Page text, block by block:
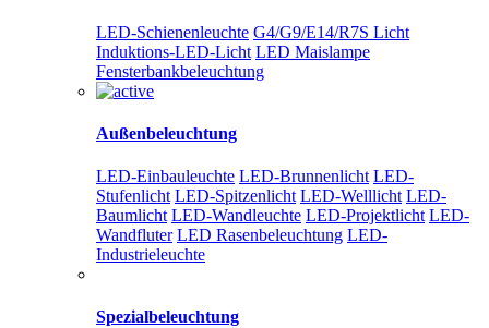
LED-Schienenleuchte G4/G9/E14/R7S Licht
Induktions-LED-Licht LED Maislampe
Fensterbankbeleuchtung
Außenbeleuchtung
LED-Einbauleuchte LED-Brunnenlicht LED-
Stufenlicht LED-Spitzenlicht LED-Welllicht LED-
Baumlicht LED-Wandleuchte LED-Projektlicht LED-
Wandfluter LED Rasenbeleuchtung LED-
Industrieleuchte
Spezialbeleuchtung